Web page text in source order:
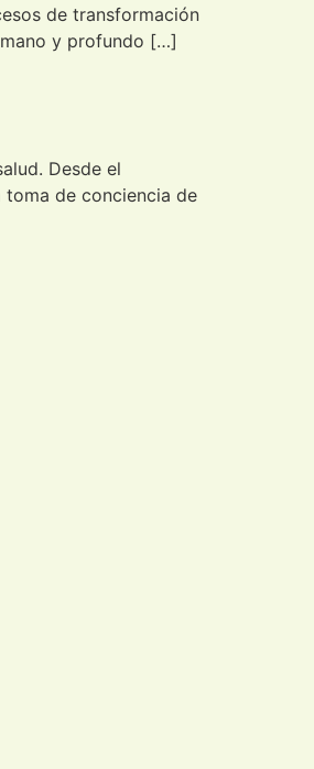
de transformación
y profundo […]
Desde el
toma de conciencia de